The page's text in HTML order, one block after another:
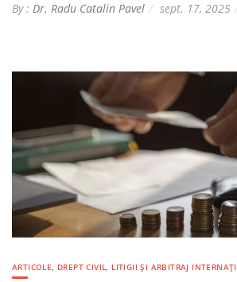
By : Dr. Radu Catalin Pavel sept. 17, 2025
ARTICOLE, DREPT CIVIL, LITIGII ȘI ARBITRAJ